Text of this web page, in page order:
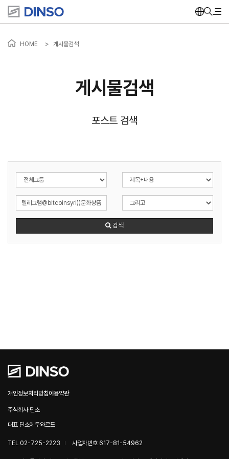
HOME > 게시물검색
게시물검색
포스트 검색
검색
개인정보처리방침이용약관
주식회사 딘소
대표 딘소에두와르드
TEL 02-725-2223 사업자번호 617-81-54962